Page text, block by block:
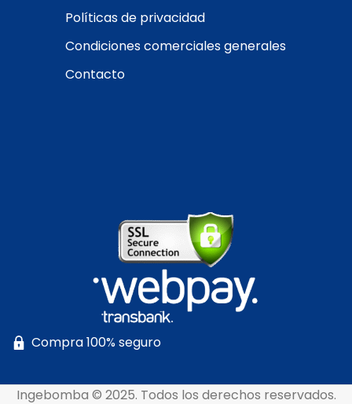
Políticas de privacidad
Condiciones comerciales generales
Contacto
Compra 100% seguro
Ingebomba © 2025. Todos los derechos reservados.